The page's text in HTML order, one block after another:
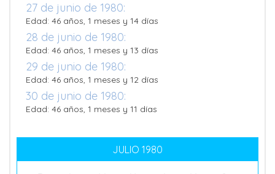
27 de junio de 1980:
Edad: 46 años, 1 meses y 14 días
28 de junio de 1980:
Edad: 46 años, 1 meses y 13 días
29 de junio de 1980:
Edad: 46 años, 1 meses y 12 días
30 de junio de 1980:
Edad: 46 años, 1 meses y 11 días
JULIO 1980